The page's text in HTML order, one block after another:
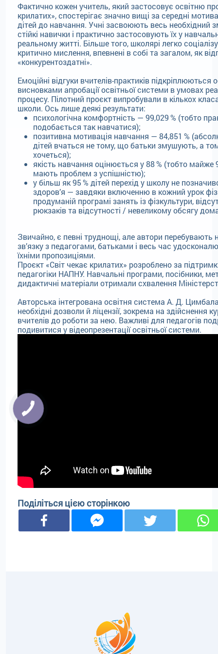
Фактично кожен учитель, який застосовує освітню
крилатих», спостерігає значно вищі за середні
дітей до навчання. Учні засвоюють весь необхідний
стійкі навички і практично застосовують їх у
реальному житті. Більше того, школярі легко
критично мислення, впевнені в собі та загалом, як
«конкурентоздатні».
Емоційні відгуки вчителів-практиків підкріплюються
висновками апробації освітньої системи в умовах
процесу. Пілотний проєкт випробували в кількох
школи. Ось лише деякі результати:
психологічна комфортність — 99,029 % (тобто
подобається так навчатися);
позитивна мотивація навчання — 84,851 %
дітей вчаться не тому, що батьки змушують, а
хочеться);
якість навчання оцінюється у 88 % (тобто майже
мають проблем з успішністю);
у більш як 95 % дітей перехід у школу не
здоров’я — завдяки включенню в кожний урок
продуманій програмі занять із фізкультури,
рюкзаків та відсутності / невеликому обсягу
Звичайно, є певні труднощі, але автори перебувають
зв’язку з педагогами, батьками і весь час
їхніми пропозиціями.
Проєкт «Світ чекає крилатих» розроблено за
педагогіки НАПНУ. Навчальні програми, посібники,
дидактичні матеріали отримали схвалення
Авторська інтегрована освітня система А. Д.
необхідні дозволи й ліцензії, зокрема на здійснення
вчителів до роботи за нею. Важливі для педагогів
подивитися у відеопрезентації освітньої системи.
Поділіться цією сторінкою